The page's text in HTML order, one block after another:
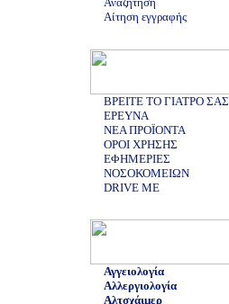
Αίτηση εγγραφής
ΒΡΕΙΤΕ ΤΟ ΓΙΑΤΡΟ ΣΑΣ
ΕΡΕΥΝΑ
ΝΕΑ ΠΡΟΪΟΝΤΑ
ΟΡΟΙ ΧΡΗΣΗΣ
ΕΦΗΜΕΡΙΕΣ
ΝΟΣΟΚΟΜΕΙΩΝ
DRIVE ME
Αγγειολογία
Αλλεργιολογία
Αλτσχάιμερ